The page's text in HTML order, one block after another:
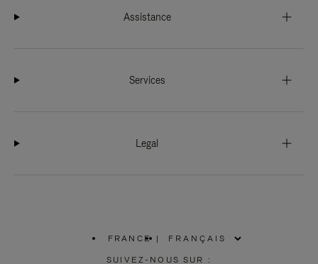
Assistance
Services
Legal
FRANCE
SÉLECTIONNEZ
|
SUIVEZ-NOUS SUR :